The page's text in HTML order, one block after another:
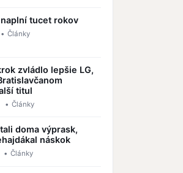
naplní tucet rokov
• Články
zvládlo lepšie LG,
titul
• Články
doma výprask,
náskok
• Články